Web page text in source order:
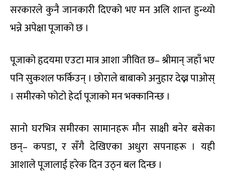
सरकारले कुनै जानकारी दिएको भए मन अलि शान्त हुन्थ्यो
भन्ने अपेक्षा पूजाको छ ।
पूजाको हृदयमा एउटा मात्र आशा जीवित छ– श्रीमान् जहाँ भए
पनि सुकशल फर्किउन् । छोराले बाबाको अनुहार देख्न पाओस्
। समीरको फोटो हेर्दा पूजाको मन भक्कानिन्छ ।
सानो घरभित्र समीरका सामानहरू मौन साक्षी बनेर बसेका
छन्– कपडा, र सँगै देखिएका अधुरा सपनाहरू । यही
आशाले पूजालाई हरेक दिन उठ्न बल दिन्छ ।